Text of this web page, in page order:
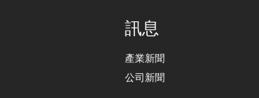
訊息
產業新聞
公司新聞